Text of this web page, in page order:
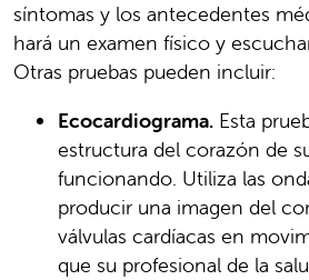
síntomas y los antecedentes
hará un examen físico y
Otras pruebas pueden incluir:
Ecocardiograma. Esta
estructura del corazón de
funcionando. Utiliza las
producir una imagen del
válvulas cardíacas en
que su profesional de la